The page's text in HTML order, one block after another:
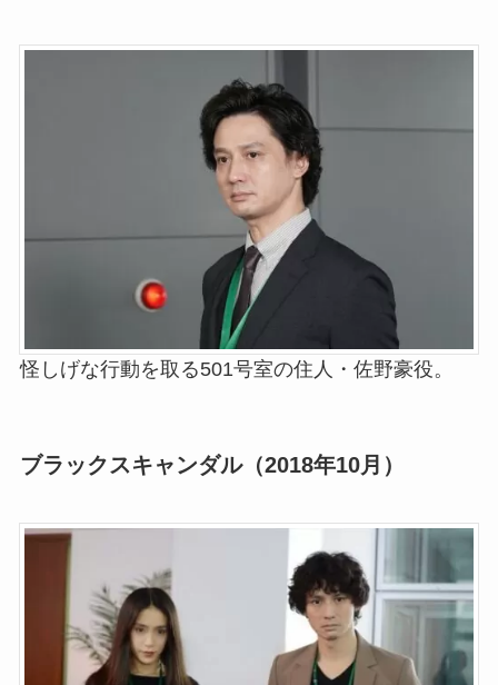
怪しげな行動を取る501号室の住人・佐野豪役。
ブラックスキャンダル（2018年10月）